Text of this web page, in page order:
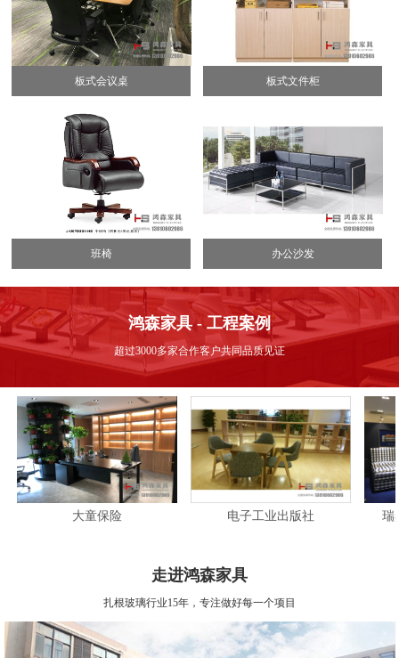
板式会议桌 板式文件柜
班椅 办公沙发
鸿森家具 - 工程案例
超过3000多家合作客户共同品质见证
大童保险 电子工业出版社 瑞典皇
大童保险
走进鸿森家具
扎根玻璃行业15年，专注做好每一个项目